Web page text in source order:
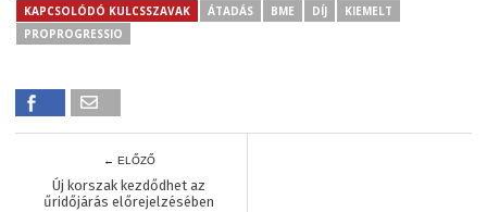
KAPCSOLÓDÓ KULCSSZAVAK ÁTADÁS BME DÍJ
KIEMELT
PROPROGRESSIO
← ELŐZŐ
Új korszak kezdődhet az
űridőjárás előrejelzésében